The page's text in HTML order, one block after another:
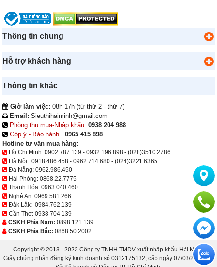
Thông tin chung
Hỗ trợ khách hàng
Thông tin khác
Giờ làm việc: 08h-17h (từ thứ 2 - thứ 7)
Email: Sieuthihaiminh@gmail.com
Phòng thu mua-Nhập khẩu: 0938 204 988
Góp ý - Bảo hành : 0965 415 898
Hotline tư vấn mua hàng:
Hồ Chí Minh: 0902.787.139 - 0932.196.898 - (028)3510.2786
Hà Nội: 0918.486.458 - 0962.714.680 - (024)3221.6365
Đà Nẵng: 0962.986.450
Hải Phòng: 0868.22.7775
Thanh Hóa: 0963.040.460
Nghệ An: 0969.581.266
Đắk Lắk: 0984.762.139
Cần Thơ: 0938 704 139
CSKH Phía Nam: 0898 121 139
CSKH Phía Bắc: 0868 50 2002
Copyright © 2013 - 2022 Công ty TNHH TMDV xuất nhập khẩu Hải Minh.
Giấy chứng nhận đăng ký kinh doanh số 0312175132, cấp ngày 07/03/2013 bởi